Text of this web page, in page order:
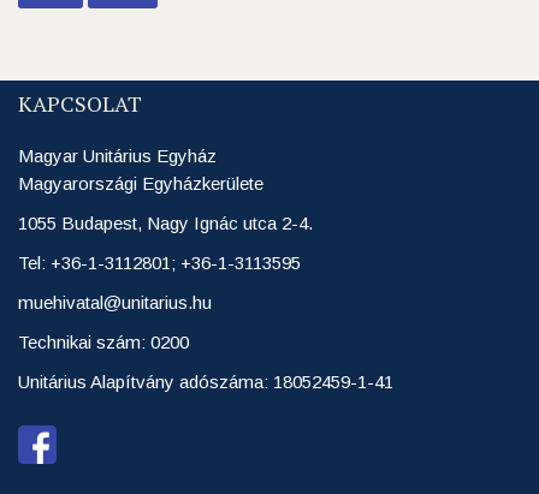
KAPCSOLAT
Magyar Unitárius Egyház
Magyarországi Egyházkerülete
1055 Budapest, Nagy Ignác utca 2-4.
Tel: +36-1-3112801; +36-1-3113595
muehivatal@unitarius.hu
Technikai szám: 0200
Unitárius Alapítvány adószáma: 18052459-1-41